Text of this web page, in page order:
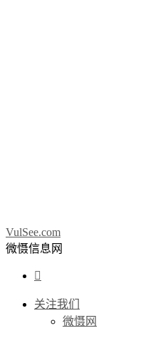
VulSee.com
微慑信息网

关注我们
微慑网